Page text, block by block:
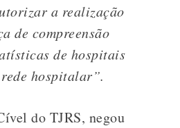
a realização
de compreensão
de hospitais
hospitalar”.
do TJRS, negou